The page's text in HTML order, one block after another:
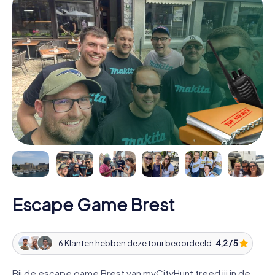
Escape Game Brest
6 Klanten hebben deze tour beoordeeld: 4,2 / 5
Bij de escape game Brest van myCityHunt treed jij in de